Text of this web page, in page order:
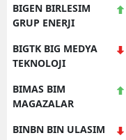
BIGEN BIRLESIM
GRUP ENERJI
BIGTK BIG MEDYA
TEKNOLOJI
BIMAS BIM
MAGAZALAR
BINBN BIN ULASIM